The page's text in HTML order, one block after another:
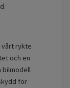
vårt rykte
och en
bilmodell
för